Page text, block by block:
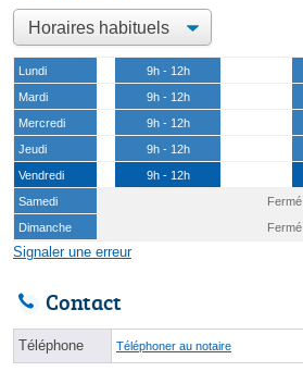
Lundi 9h - 12h
Mardi
9h - 12h
Mercredi
9h - 12h
Jeudi
9h - 12h
Vendredi
9h - 12h
Samedi
Fermé
Dimanche
Fermé
Signaler une erreur
Contact
Téléphone Téléphoner au notaire